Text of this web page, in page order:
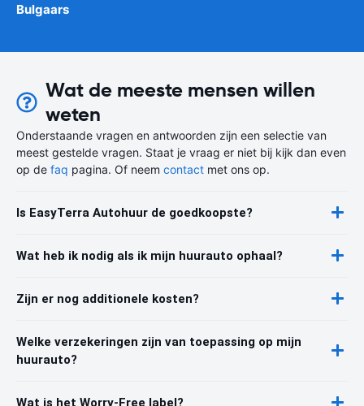
Bulgaars
Wat de meeste mensen willen
weten
Onderstaande vragen en antwoorden zijn een selectie van
meest gestelde vragen. Staat je vraag er niet bij kijk dan even
op de faq pagina. Of neem contact met ons op.
Is EasyTerra Autohuur de goedkoopste?
Wat heb ik nodig als ik mijn huurauto ophaal?
Zijn er nog additionele kosten?
Welke verzekeringen zijn van toepassing op mijn
huurauto?
Wat is het Worry-Free label?